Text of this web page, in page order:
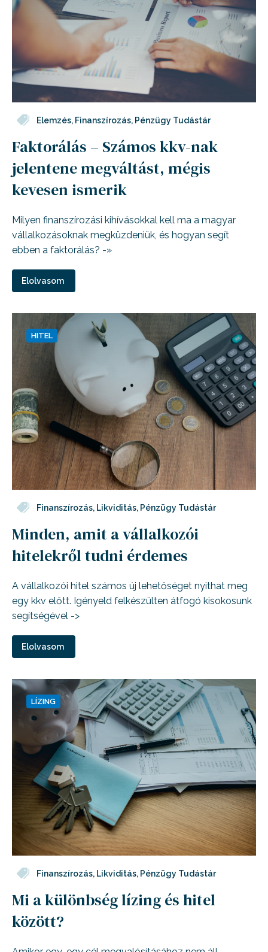
Elemzés, Finanszírozás, Pénzügy Tudástár
Faktorálás – Számos kkv-nak
jelentene megváltást, mégis
kevesen ismerik
Milyen finanszírozási kihívásokkal kell ma a magyar
vállalkozásoknak megküzdeniük, és hogyan segít
ebben a faktorálás? -»
Elolvasom
HITEL
Finanszírozás, Likviditás, Pénzügy Tudástár
Minden, amit a vállalkozói
hitelekről tudni érdemes
A vállalkozói hitel számos új lehetőséget nyithat meg
egy kkv előtt. Igényeld felkészülten átfogó kisokosunk
segítségével ->
Elolvasom
LÍZING
Finanszírozás, Likviditás, Pénzügy Tudástár
Mi a különbség lízing és hitel
között?